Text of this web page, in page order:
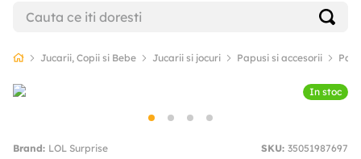
Jucarii, Copii si Bebe Jucarii si jocuri Papusi si accesorii
In stoc
LOL Surprise SKU: 35051987697